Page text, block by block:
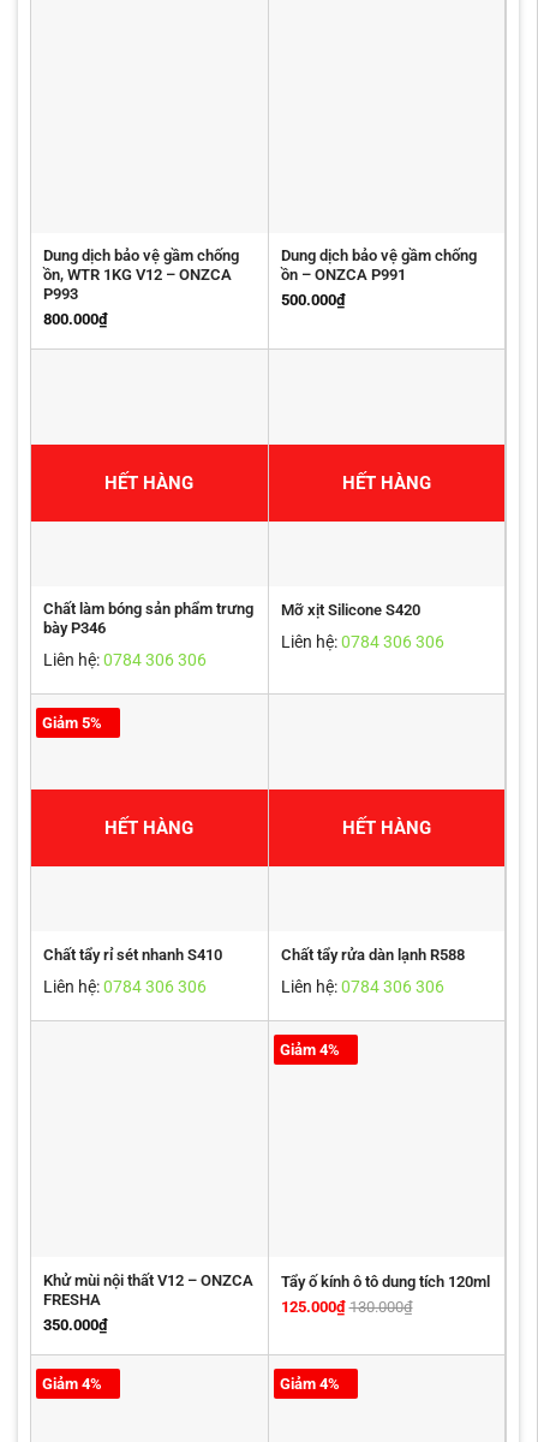
Dung dịch bảo vệ gầm chống
ồn, WTR 1KG V12 – ONZCA
P993
800.000₫
Dung dịch bảo vệ gầm chống
ồn – ONZCA P991
500.000₫
HẾT HÀNG
Chất làm bóng sản phẩm trưng
bày P346
Liên hệ:0784 306 306
HẾT HÀNG
Mỡ xịt Silicone S420
Liên hệ:0784 306 306
Giảm 5%
HẾT HÀNG
Chất tẩy rỉ sét nhanh S410
Liên hệ:0784 306 306
HẾT HÀNG
Chất tẩy rửa dàn lạnh R588
Liên hệ:0784 306 306
Khử mùi nội thất V12 – ONZCA
FRESHA
350.000₫
Giảm 4%
Tẩy ố kính ô tô dung tích 120ml
125.000₫ 130.000₫
Giảm 4% Giảm 4%